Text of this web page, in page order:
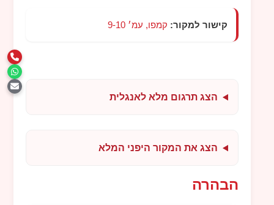
קישור למקור: קמפו, עמ׳ 9-10
הצג תרגום מלא לאנגלית
הצג את המקור היפני המלא
הבהרה